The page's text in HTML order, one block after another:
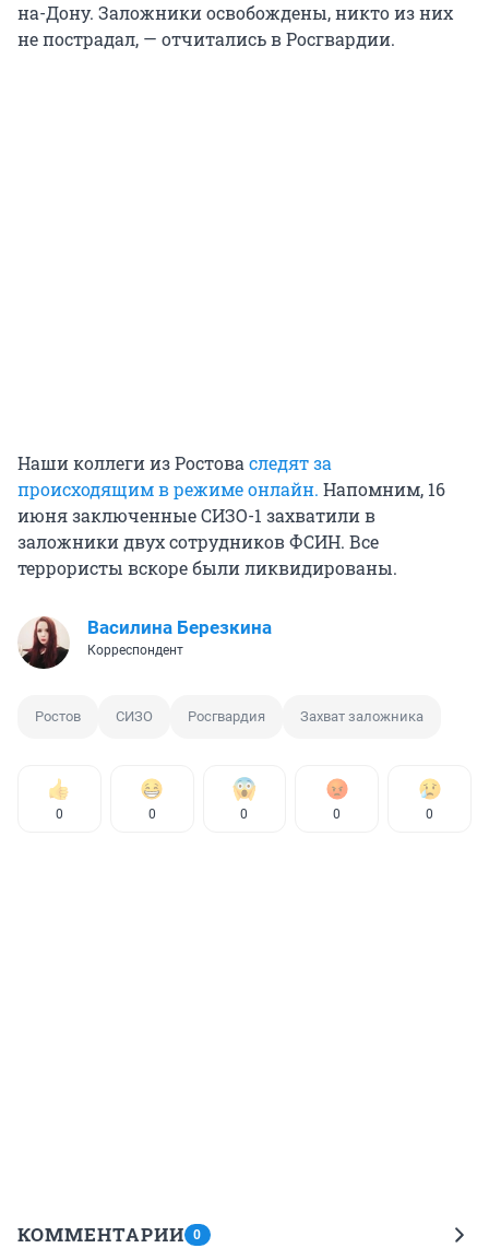
на-Дону. Заложники освобождены, никто из них
не пострадал, — отчитались в Росгвардии.
Наши коллеги из Ростова следят за
происходящим в режиме онлайн. Напомним, 16
июня заключенные СИЗО-1 захватили в
заложники двух сотрудников ФСИН. Все
террористы вскоре были ликвидированы.
Василина Березкина
Корреспондент
Ростов СИЗО Росгвардия Захват заложника
0 0 0 0 0
КОММЕНТАРИИ 0